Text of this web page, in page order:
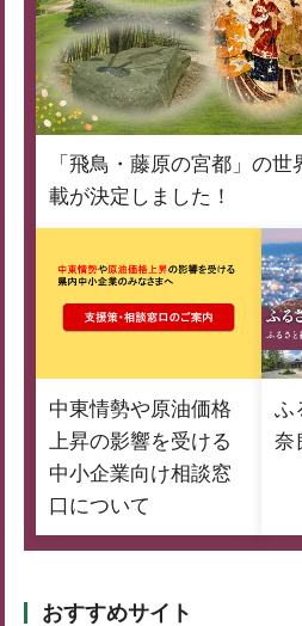
「飛鳥・藤原の宮都」の
載が決定しました！
中東情勢や原油価格
上昇の影響を受ける
中小企業向け相談窓
口について
ふ
奈
おすすめサイト